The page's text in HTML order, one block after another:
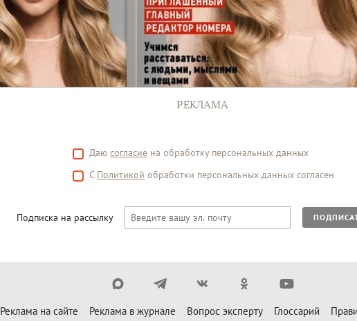
РЕКЛАМА
Даю согласие на обработку персональных данных
С Политикой обработки персональных данных согласен
Подписка на рассылку
Реклама на сайте Реклама в журнале Вопрос эксперту Глоссарий